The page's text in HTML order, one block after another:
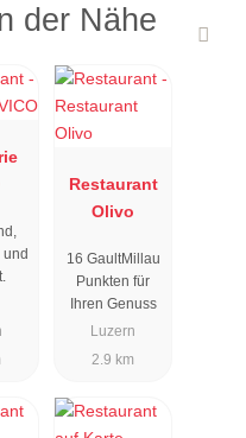
der Nähe
Restaurant
Olivo
16 GaultMillau
Punkten für
Ihren Genuss
Luzern
2.9 km